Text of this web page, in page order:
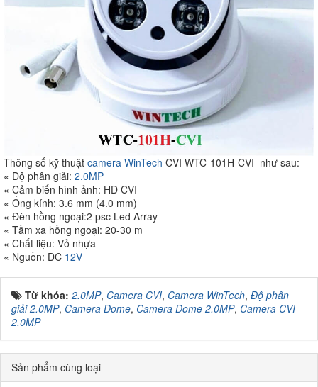
Thông số kỹ thuật camera WinTech CVI WTC-101H-CVI như sau:
« Độ phân giải: 2.0MP
« Cảm biến hình ảnh: HD CVI
« Ống kính: 3.6 mm (4.0 mm)
« Đèn hồng ngoại:2 psc Led Array
« Tầm xa hồng ngoại: 20-30 m
« Chất liệu: Vỏ nhựa
« Nguồn: DC 12V
Từ khóa: 2.0MP, Camera CVI, Camera WinTech, Độ phân
giải 2.0MP, Camera Dome, Camera Dome 2.0MP, Camera CVI
2.0MP
Sản phẩm cùng loại